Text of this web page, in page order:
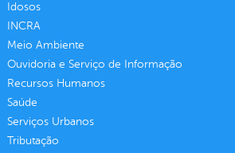
Idosos
INCRA
Meio Ambiente
Ouvidoria e Serviço de Informação
Recursos Humanos
Saúde
Serviços Urbanos
Tributação